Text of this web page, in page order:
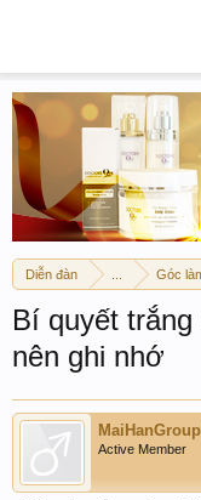
Diễn đàn Góc
Bí quyết
nên ghi nhớ
Active Member